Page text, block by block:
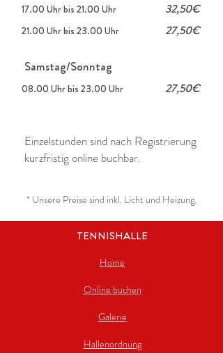
17.00 Uhr bis 21.00 Uhr
21.00 Uhr bis 23.00 Uhr
32,50€
27,50€
Samstag/Sonntag
08.00 Uhr bis 23.00 Uhr 27,50€
Einzelstunden sind nach Registrierung
kurzfristig online buchbar.
* Unsere Preise sind inkl. Licht und Heizung.
TENNISHALLE
Home
Online buchen
Galerie
Hallenordnung